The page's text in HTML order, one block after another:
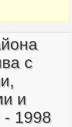
с
и
- 1998